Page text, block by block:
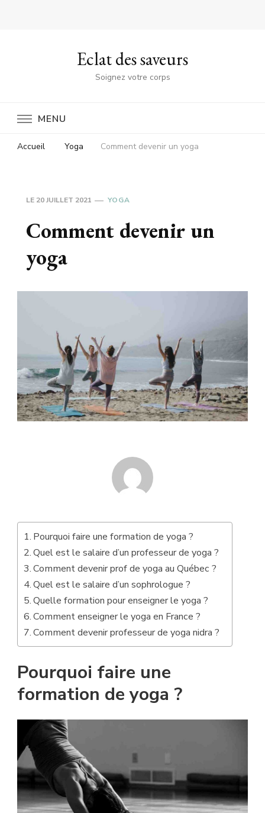
Eclat des saveurs
Soignez votre corps
MENU
Accueil Yoga Comment devenir un yoga
LE 20 JUILLET 2021 YOGA
Comment devenir un
yoga
Pourquoi faire une formation de yoga ?
Quel est le salaire d’un professeur de yoga ?
Comment devenir prof de yoga au Québec ?
Quel est le salaire d’un sophrologue ?
Quelle formation pour enseigner le yoga ?
Comment enseigner le yoga en France ?
Comment devenir professeur de yoga nidra ?
Pourquoi faire une
formation de yoga ?